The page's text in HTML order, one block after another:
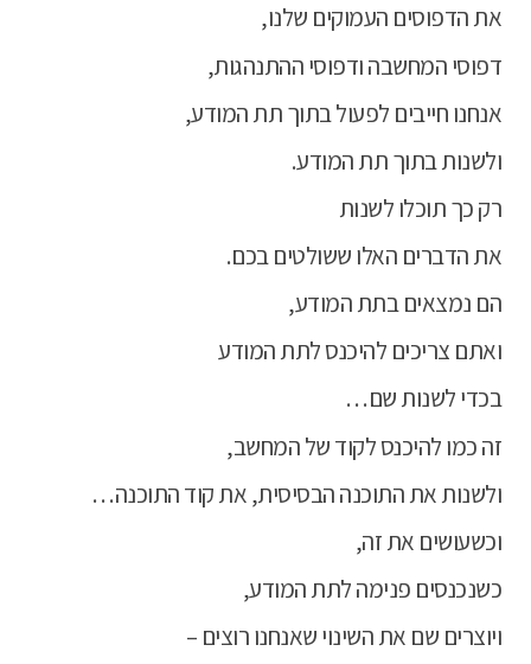
את הדפוסים העמוקים שלנו,
דפוסי המחשבה ודפוסי ההתנהגות,
אנחנו חייבים לפעול בתוך תת המודע,
ולשנות בתוך תת המודע.
רק כך תוכלו לשנות
את הדברים האלו ששולטים בכם.
הם נמצאים בתת המודע,
ואתם צריכים להיכנס לתת המודע
בכדי לשנות שם…
זה כמו להיכנס לקוד של המחשב,
ולשנות את התוכנה הבסיסית, את קוד התוכנה…
וכשעושים את זה,
כשנכנסים פנימה לתת המודע,
ויוצרים שם את השינוי שאנחנו רוצים –